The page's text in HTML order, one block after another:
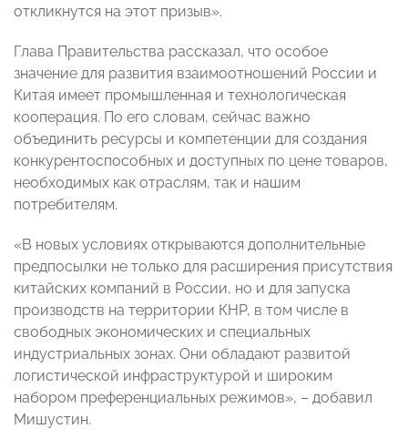
откликнутся на этот призыв».
Глава Правительства рассказал, что особое
значение для развития взаимоотношений России и
Китая имеет промышленная и технологическая
кооперация. По его словам, сейчас важно
объединить ресурсы и компетенции для создания
конкурентоспособных и доступных по цене товаров,
необходимых как отраслям, так и нашим
потребителям.
«В новых условиях открываются дополнительные
предпосылки не только для расширения присутствия
китайских компаний в России, но и для запуска
производств на территории КНР, в том числе в
свободных экономических и специальных
индустриальных зонах. Они обладают развитой
логистической инфраструктурой и широким
набором преференциальных режимов», – добавил
Мишустин.